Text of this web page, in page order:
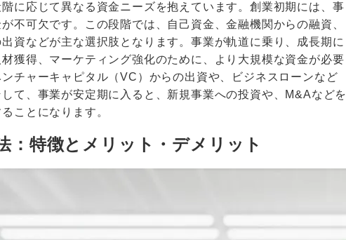
に応じて異なる資金ニーズを抱えています。創業初期には、事
不可欠です。この段階では、自己資金、金融機関からの融資、
資などが主な選択肢となります。事業が軌道に乗り、成長期に
獲得、マーケティング強化のために、より大規模な資金が必要
チャーキャピタル（VC）からの出資や、ビジネスローンなど
て、事業が安定期に入ると、新規事業への投資や、M&Aなどを
ことになります。
：特徴とメリット・デメリット